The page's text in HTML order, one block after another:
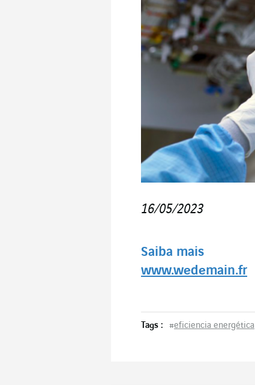
16/05/2023
Saiba mais
www.wedemain.fr
Tags : #eficiencia energética